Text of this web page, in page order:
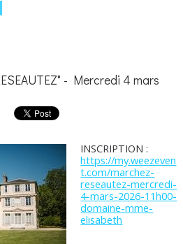
- Mercredi 4 mars
INSCRIPTION :
https://my.weezeven
t.com/marchez-
reseautez-mercredi-
4-mars-2026-11h00-
domaine-mme-
elisabeth